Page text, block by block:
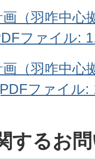
（羽咋中心
ファイル:
（羽咋中心
ファイル:
するお